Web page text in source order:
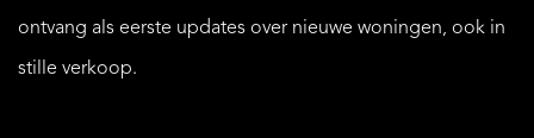
ontvang als eerste updates over nieuwe woningen, ook in
stille verkoop.